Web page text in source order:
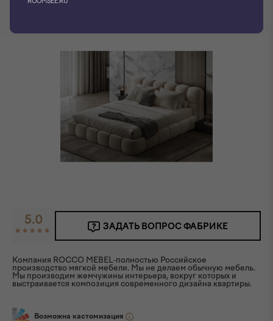
Фото производителя
5.0 ЗАДАТЬ ВОПРОС ФАБРИКЕ
Компания ROCCO MEBEL-полностью Российское
производство мягкой мебели. Мы не делаем обычную мебель.
Мы производим жемчужины интерьера, вокруг которых и
выстраивается композиция современного дизайна квартиры.
Возможна кастомизация